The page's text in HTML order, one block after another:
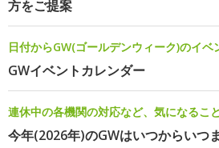
方をご提案
日付からGW(ゴールデンウィーク)のイベ
GWイベントカレンダー
連休中の各機関の対応など、気になるこ
今年(2026年)のGWはいつからいつ